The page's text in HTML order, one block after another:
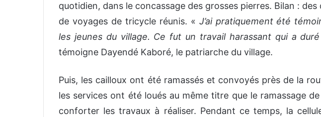
quotidien, dans le concassage des grosses pierres. Bilan : des
de voyages de tricycle réunis. « J’ai pratiquement été
les jeunes du village. Ce fut un travail harassant qui a duré
témoigne Dayendé Kaboré, le patriarche du village.
Puis, les cailloux ont été ramassés et convoyés près de la
les services ont été loués au même titre que le ramassage
conforter les travaux à réaliser. Pendant ce temps, la